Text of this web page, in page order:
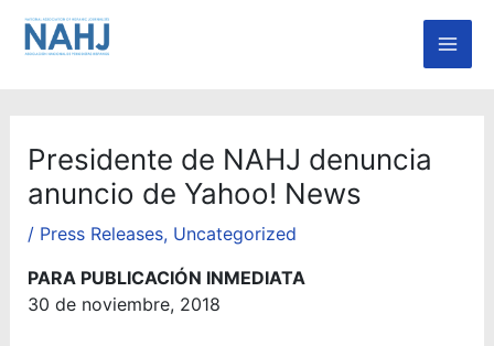
Skip
Presidente de NAHJ denuncia
anuncio de Yahoo! News
/ Press Releases, Uncategorized
PARA PUBLICACIÓN INMEDIATA
30 de noviembre, 2018